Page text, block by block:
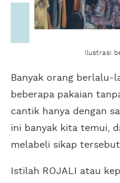
Ilustrasi
Banyak orang berlalu-
beberapa pakaian
cantik hanya dengan
ini banyak kita temui,
melabeli sikap tersebut
Istilah ROJALI atau